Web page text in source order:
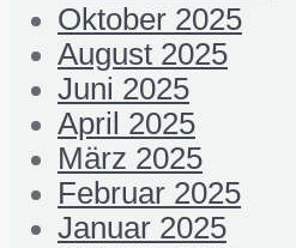
Oktober 2025
August 2025
Juni 2025
April 2025
März 2025
Februar 2025
Januar 2025